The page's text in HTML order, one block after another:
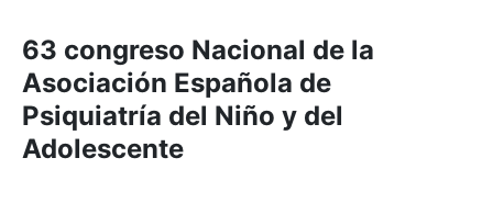
63 congreso Nacional de la
Asociación Española de
Psiquiatría del Niño y del
Adolescente